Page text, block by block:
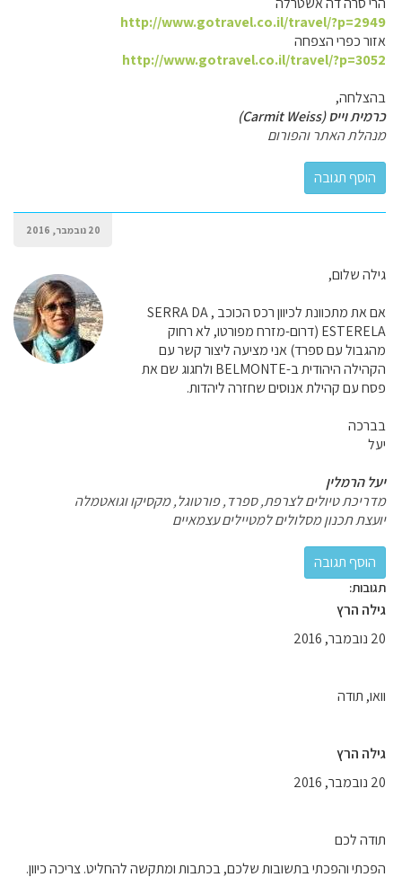
http://www.gotravel.co.il/travel/?p=2949
אזור כפרי הצפחה
http://www.gotravel.co.il/travel/?p=3052
בהצלחה,
כרמית וייס (Carmit Weiss)
מנהלת האתר והפורום
20 נובמבר, 2016
גילה שלום,
אם את מתכוונת לכיוון רכס הכוכב , SERRA DA
ESTERELA (דרום-מזרח מפורטו, לא רחוק
מהגבול עם ספרד) אני מציעה ליצור קשר עם
הקהילה היהודית ב-BELMONTE ולחגוג שם את
פסח עם קהילת אנוסים שחזרה ליהדות.
בברכה
יעל
יעל הרמלין
מדריכת טיולים לצרפת, ספרד, פורטוגל, מקסיקו וגואטמלה
יועצת תכנון מסלולים למטיילים עצמאיים
תגובות:
גילה הרץ
20 נובמבר, 2016
וואו, תודה
גילה הרץ
20 נובמבר, 2016
תודה לכם
הפכתי והפכתי בתשובות שלכם, בכתבות ומתקשה להחליט. צריכה כיוון.